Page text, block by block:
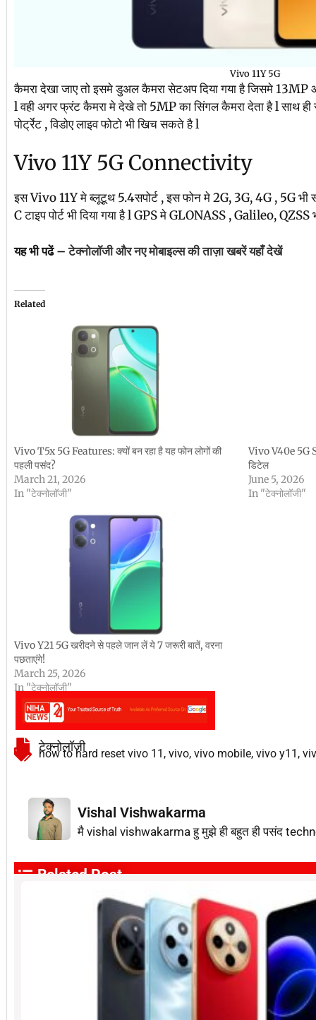
Vivo 11Y 5G
कैमरा देखा जाए तो इसमे डुअल कैमरा सेटअप दिया गया है जिसमे
l वही अगर फ्रंट कैमरा मे देखे तो 5MP का सिंगल कैमरा देता है l साथ ही
पोर्ट्रेट , विडोए लाइव फोटो भी खिच सकते है l
Vivo 11Y 5G Connectivity
इस Vivo 11Y मे ब्लूटूथ 5.4सपोर्ट , इस फोन मे 2G, 3G, 4G , 5G भी
C टाइप पोर्ट भी दिया गया है l GPS मे GLONASS , Galileo, QZSS
यह भी पढें –टेक्नोलॉजी और नए मोबाइल्स की ताज़ा खबरें यहाँ देखें
Related
Vivo T5x 5G Features: क्यों बन रहा है यह फोन लोगों की
पहली पसंद?
March 21, 2026
In "टेक्नोलॉजी"
Vivo V40e 5G
डिटेल
June 5, 2026
In "टेक्नोलॉजी"
Vivo Y21 5G खरीदने से पहले जान लें ये 7 जरूरी बातें, वरना
पछताएंगे!
March 25, 2026
In "टेक्नोलॉजी"
टेक्नोलॉजी
how to hard reset vivo 11 , vivo, vivo mobile, vivo y11 ,
Vishal Vishwakarma
मै vishal vishwakarma हु मुझे ही बहुत ही पसंद
Related Post